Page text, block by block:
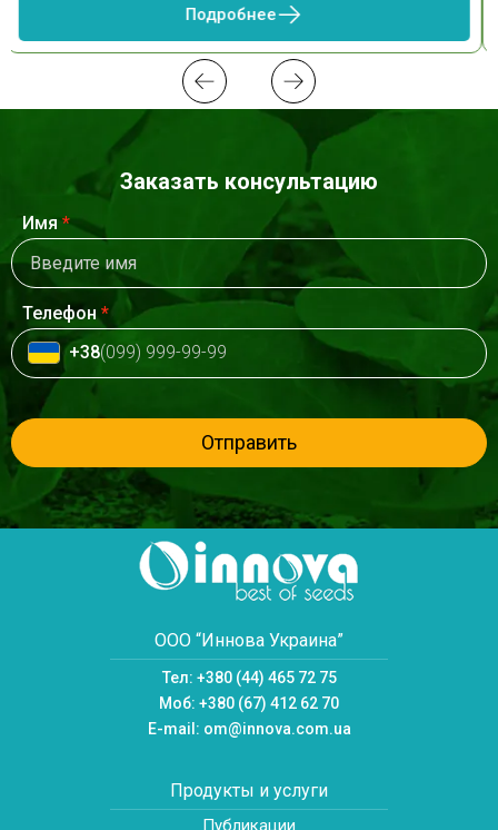
Подробнее
Заказать консультацию
Имя *
Телефон*
+38(099) 999-99-99
Отправить
ООО “Иннова Украина”
Тел: +380 (44) 465 72 75
Моб: +380 (67) 412 62 70
E-mail: om@innova.com.ua
Продукты и услуги
Публикации